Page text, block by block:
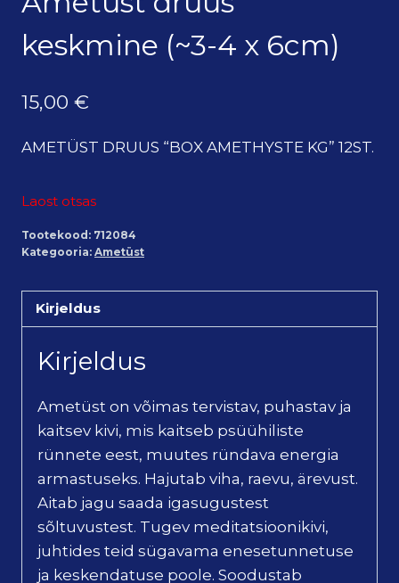
keskmine (~3-4 x 6cm)
15,00 €
AMETÜST DRUUS “BOX AMETHYSTE KG” 12ST.
Laost otsas
Tootekood: 712084
Kategooria: Ametüst
Kirjeldus
Kirjeldus
Ametüst on võimas tervistav, puhastav ja
kaitsev kivi, mis kaitseb psüühiliste
rünnete eest, muutes ründava energia
armastuseks. Hajutab viha, raevu, ärevust.
Aitab jagu saada igasugustest
sõltuvustest. Tugev meditatsioonikivi,
juhtides teid sügavama enesetunnetuse
ja keskendatuse poole. Soodustab